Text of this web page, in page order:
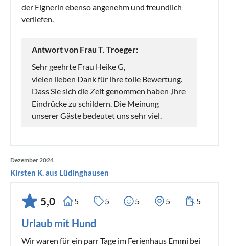
der Eignerin ebenso angenehm und freundlich
verliefen.
Antwort von Frau T. Troeger:
Sehr geehrte Frau Heike G,
vielen lieben Dank für ihre tolle Bewertung.
Dass Sie sich die Zeit genommen haben ,ihre
Eindrücke zu schildern. Die Meinung
unserer Gäste bedeutet uns sehr viel.
Dezember 2024
Kirsten K. aus Lüdinghausen
5,0 5 5 5 5 5
Urlaub mit Hund
Wir waren für ein parr Tage im Ferienhaus Emmi bei